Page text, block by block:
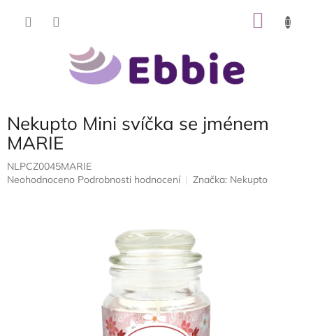
Nekupto Mini svíčka se jménem
MARIE
NLPCZ0045MARIE
Průměrné
Neohodnoceno Podrobnosti hodnocení Značka: Nekupto